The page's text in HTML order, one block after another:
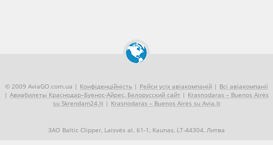
© 2009 AviaGO.com.ua | Конфіденційність | Рейси усіх авіакомпаній | Всі авіакомпанії
| Авиабилеты Краснодар–Буенос-Айрес, Белорусский сайт | Krasnodaras – Buenos Airės
su Skrendam24.lt | Krasnodaras – Buenos Airės su Avia.lt
ЗАО Baltic Clipper, Laisvės al. 61-1, Kaunas, LT-44304, Литва